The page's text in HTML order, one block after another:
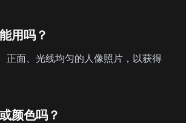
用吗？
正面、光线均匀的人像照片，以获得
颜色吗？